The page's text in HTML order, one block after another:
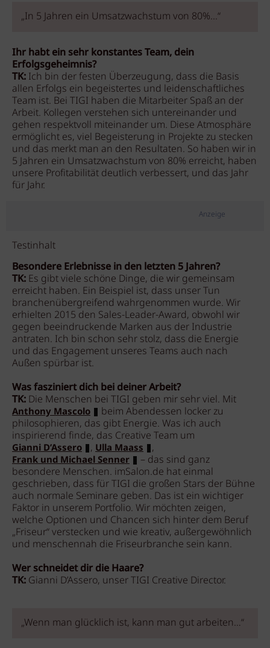
„In 5 Jahren ein Umsatzwachstum von 80%...“
Ihr habt ein sehr konstantes Team, dein
Erfolgsgeheimnis?
TK: Ich bin der festen Überzeugung, dass die Basis
allen Erfolgs ein begeistertes und leidenschaftliches
Team ist. Bei TIGI haben die Mitarbeiter Spaß an der
Arbeit. Kollegen verstehen sich untereinander und
gehen respektvoll miteinander um. Diese Atmosphäre
ermöglicht es, viel Begeisterung in Projekte zu stecken
und das merkt man an den Resultaten. So haben wir in
5 Jahren ein Umsatzwachstum von 80% erreicht, haben
unsere Profitabilität deutlich verbessert, und das Jahr
für Jahr.
Anzeige
Testinhalt
Besondere Erlebnisse in den letzten 5 Jahren?
TK: Es gibt viele schöne Dinge, die wir gemeinsam
erreicht haben. Ein Beispiel ist, dass unser Tun
branchenübergreifend wahrgenommen wurde. Wir
erhielten 2015 den Sales-Leader-Award, obwohl wir
gegen beeindruckende Marken aus der Industrie
antraten. Ich bin schon sehr stolz, dass die Energie
und das Engagement unseres Teams auch nach
Außen spürbar ist.
Was fasziniert dich bei deiner Arbeit?
TK: Die Menschen bei TIGI geben mir sehr viel. Mit
Anthony Mascolo
beim Abendessen locker zu
philosophieren, das gibt Energie. Was ich auch
inspirierend finde, das Creative Team um
Gianni D’Assero , Ulla Maass ,
Frank und Michael Senner
– das sind ganz
besondere Menschen. imSalon.de hat einmal
geschrieben, dass für TIGI die großen Stars der Bühne
auch normale Seminare geben. Das ist ein wichtiger
Faktor in unserem Portfolio. Wir möchten zeigen,
welche Optionen und Chancen sich hinter dem Beruf
„Friseur“ verstecken und wie kreativ, außergewöhnlich
und menschennah die Friseurbranche sein kann.
Wer schneidet dir die Haare?
TK: Gianni D’Assero, unser TIGI Creative Director.
„Wenn man glücklich ist, kann man gut arbeiten…“